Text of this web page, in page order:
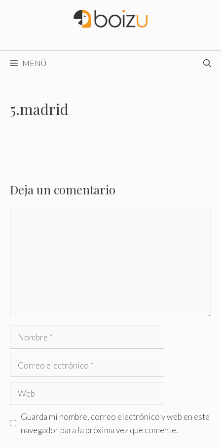
MENÚ
5.madrid
Deja un comentario
Nombre
Correo
Web
Guarda mi nombre, correo electrónico y web en este
navegador para la próxima vez que comente.